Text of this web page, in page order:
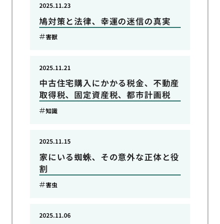
鳩対策と法律、幸運の迷信の真実
2025.11.23
害獣
中古住宅購入にかかる税金、不動産
取得税、固定資産税、都市計画税
2025.11.21
知識
家にいる蜘蛛、その意外な正体と役
割
2025.11.15
害虫
2025.11.06